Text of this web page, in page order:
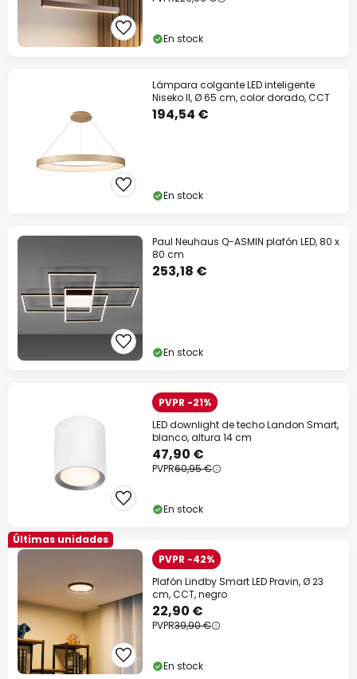
En stock
Lámpara colgante LED inteligente
Niseko II, Ø 65 cm, color dorado, CCT
194,54 €
En stock
Paul Neuhaus Q-ASMIN plafón LED, 80 x
80 cm
253,18 €
En stock
PVPR -21%
LED downlight de techo Landon Smart,
blanco, altura 14 cm
47,90 €
PVPR60,95 €
En stock
Últimas unidades
PVPR -42%
Plafón Lindby Smart LED Pravin, Ø 23
cm, CCT, negro
22,90 €
PVPR39,90 €
En stock